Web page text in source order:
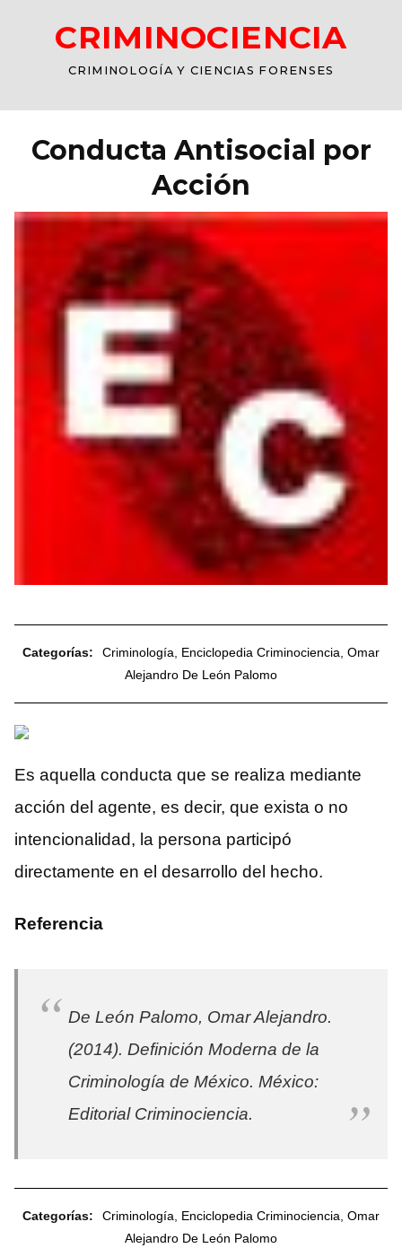
CRIMINOCIENCIA
CRIMINOLOGÍA Y CIENCIAS FORENSES
Conducta Antisocial por
Acción
Categorías: Criminología Enciclopedia Criminociencia Omar
Alejandro De León Palomo
Es aquella conducta que se realiza mediante
acción del agente, es decir, que exista o no
intencionalidad, la persona participó
directamente en el desarrollo del hecho.
Referencia
De León Palomo, Omar Alejandro.
(2014). Definición Moderna de la
Criminología de México. México:
Editorial Criminociencia.
Categorías: Criminología Enciclopedia Criminociencia Omar
Alejandro De León Palomo